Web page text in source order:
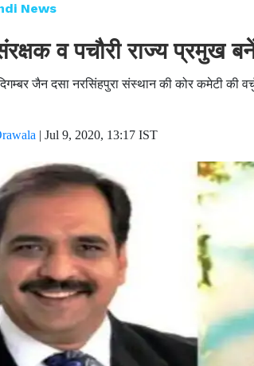
News
व पचौरी राज्य प्रमुख
जैन दसा नरसिंहपुरा संस्थान की कोर कमेटी की
| Jul 9, 2020, 13:17 IST